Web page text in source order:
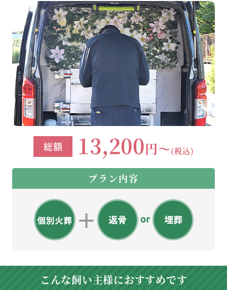
総額 13,200円～(税込)
プラン内容
こんな飼い主様におすすめです